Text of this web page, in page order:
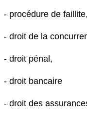
- procédure de faillite,
- droit de la
- droit pénal,
- droit bancaire
- droit des